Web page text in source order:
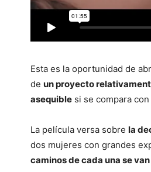
Esta es la oportunidad de
de un proyecto
asequible si se compara
La película versa sobre la
dos mujeres con grandes
caminos de cada una se